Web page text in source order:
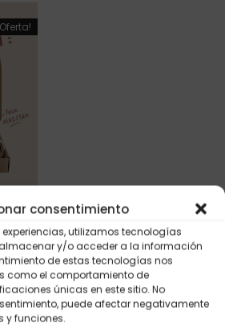
consentimiento
experiencias, utilizamos tecnologías
y/o acceder a la información
de estas tecnologías nos
como el comportamiento de
únicas en este sitio. No
puede afectar negativamente
y funciones.
€